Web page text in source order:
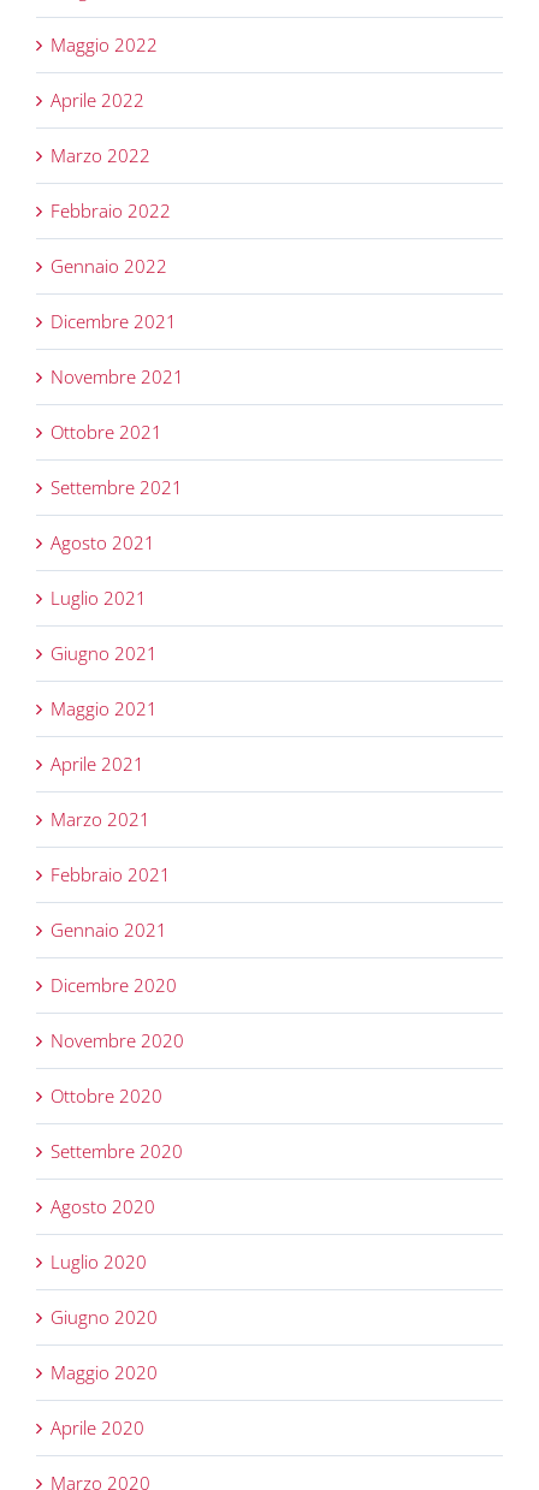
Maggio 2022
Aprile 2022
Marzo 2022
Febbraio 2022
Gennaio 2022
Dicembre 2021
Novembre 2021
Ottobre 2021
Settembre 2021
Agosto 2021
Luglio 2021
Giugno 2021
Maggio 2021
Aprile 2021
Marzo 2021
Febbraio 2021
Gennaio 2021
Dicembre 2020
Novembre 2020
Ottobre 2020
Settembre 2020
Agosto 2020
Luglio 2020
Giugno 2020
Maggio 2020
Aprile 2020
Marzo 2020